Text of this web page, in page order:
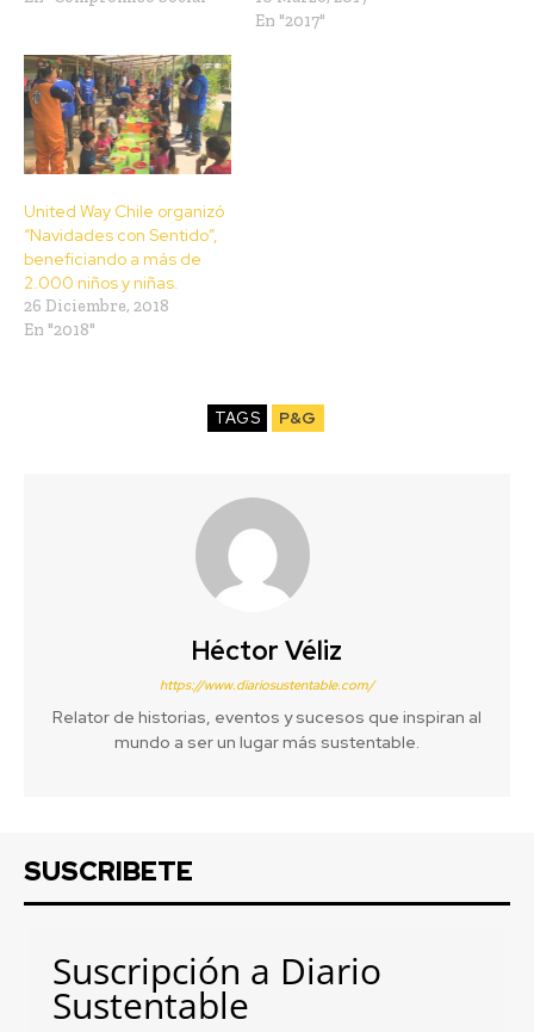
En "2017"
United Way Chile organizó
“Navidades con Sentido”,
beneficiando a más de
2.000 niños y niñas.
26 Diciembre, 2018
En "2018"
TAGS P&G
Héctor Véliz
https://www.diariosustentable.com/
Relator de historias, eventos y sucesos que inspiran al
mundo a ser un lugar más sustentable.
SUSCRIBETE
Suscripción a Diario
Sustentable